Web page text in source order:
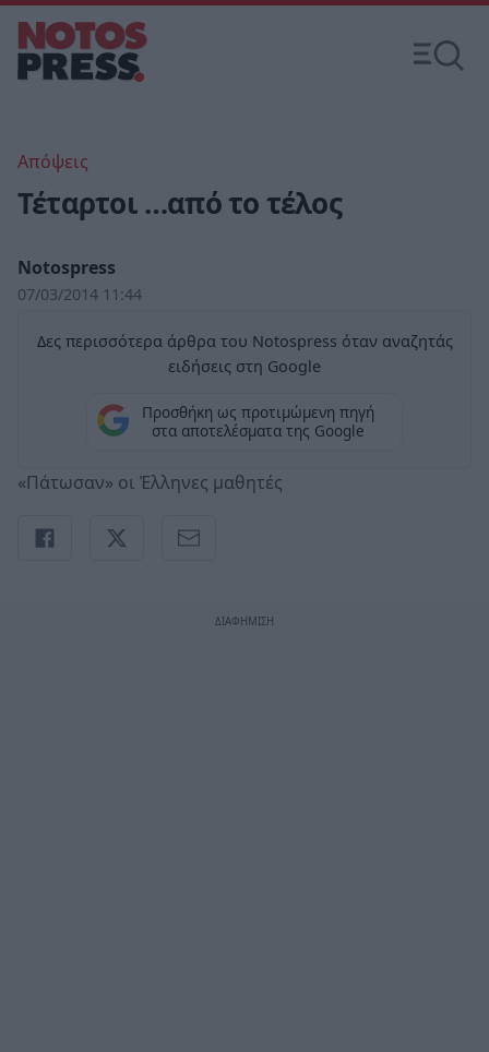
Απόψεις
Τέταρτοι …από το τέλος
Notospress
07/03/2014 11:44
Δες περισσότερα άρθρα του Notospress όταν αναζητάς
ειδήσεις στη Google
Προσθήκη ως προτιμώμενη πηγή
στα αποτελέσματα της Google
«Πάτωσαν» οι Έλληνες μαθητές